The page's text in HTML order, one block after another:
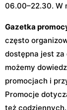
06.00–22.30. W
Gazetka
często
dostępna jest za
możemy
promocjach i
Promocje
też